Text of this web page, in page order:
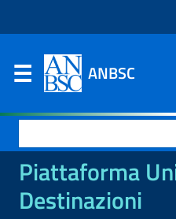
ANBSC
per:
Piattaforma
Destinazioni